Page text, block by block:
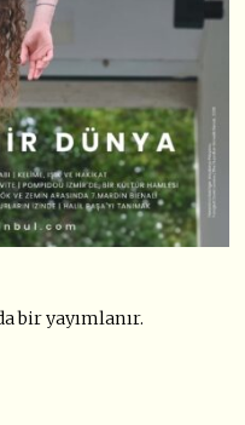
bir yayımlanır.